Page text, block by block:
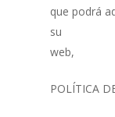
que podrá
su
web,
POLÍTICA